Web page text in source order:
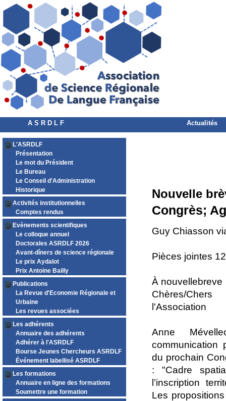
A S R D L F Actualités
L'ASRDLF
Présentation
Le mot du Président
Le Bureau
Le Conseil d'Administration
Historique
Activités institutionnelles
Comptes rendus
Evènements scientifiques
Le colloque annuel
Doctorales ASRDLF 2026
Avant-dîners de science régionale
Le prix Aydalot
Prix Antoine Bailly
Publications
La Revue d'Economie Régionale et
Urbaine
Les revues associées
Les adhérents
Annuaire des adhérents
Adhérer à l'ASRDLF
Bourse Jeunes Chercheurs ASRDLF
Événement labellisé ASRDLF
Les formations
Annuaire en ligne des formations
Soumettre une formation
Nouvelle
Congrès;
Guy Chiasson
Pièces jointes
À nouvellebreve
Chères/
l'Association
Anne
communication
du prochain
: "Cadre
l’inscription
Les